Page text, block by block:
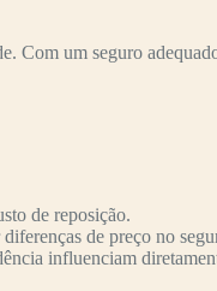
Com um seguro
de reposição.
de preço no
influenciam